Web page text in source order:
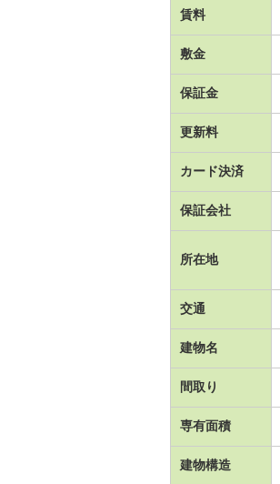
賃料
敷金
保証金
更新料
カード決済
保証会社
所在地
交通
建物名
間取り
専有面積
建物構造